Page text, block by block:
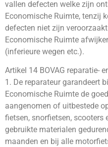
vallen defecten welke zijn
Economische Ruimte, tenzij
defecten niet zijn
Economische Ruimte
(inferieure wegen etc.).
Artikel 14 BOVAG reparatie-
1. De reparateur garandeert
Economische Ruimte de
aangenomen of uitbestede
fietsen, snorfietsen, scooters
gebruikte materialen
maanden en bij alle